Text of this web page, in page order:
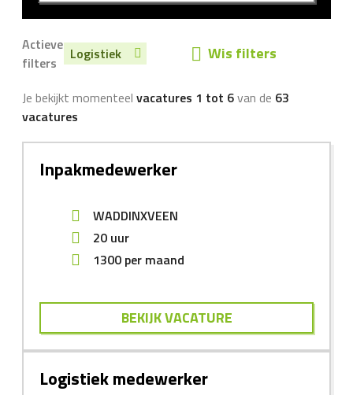
Actieve
filters
Logistiek Wis filters
Je bekijkt momenteel vacatures 1 tot 6van de 63
vacatures
Inpakmedewerker
WADDINXVEEN
20 uur
1300 per maand
BEKIJK VACATURE
Logistiek medewerker